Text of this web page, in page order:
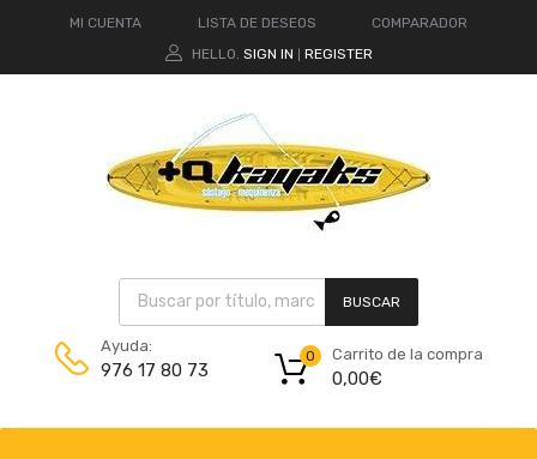
MI CUENTA LISTA DE DESEOS
COMPARADOR
HELLO. SIGN IN REGISTER
BUSCAR
Ayuda:
976 17 80 73
Carrito de la compra
0,00€
0